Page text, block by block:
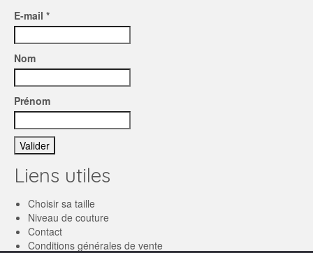
E-mail *
Nom
Prénom
Liens utiles
Choisir sa taille
Niveau de couture
Contact
Conditions générales de vente